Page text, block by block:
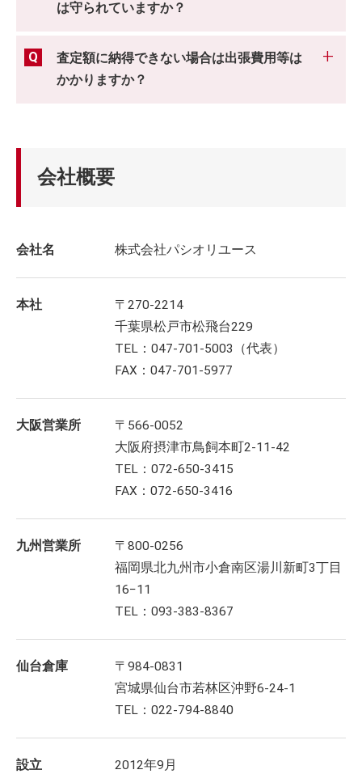
は守られていますか？
査定額に納得できない場合は出張費用等は
かかりますか？
会社概要
会社名 株式会社パシオリユース
本社
〒270-2214
千葉県松戸市松飛台229
TEL：047-701-5003（代表）
FAX：047-701-5977
大阪営業所
〒566-0052
大阪府摂津市鳥飼本町2-11-42
TEL：072-650-3415
FAX：072-650-3416
九州営業所
〒800-0256
福岡県北九州市小倉南区湯川新町3丁目
16−11
TEL：093-383-8367
仙台倉庫
〒984-0831
宮城県仙台市若林区沖野6-24-1
TEL：022-794-8840
設立 2012年9月